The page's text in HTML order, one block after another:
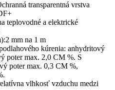
transparentná vrstva
teplovodné a elektrické
mm na 1 m
kúrenia: anhydritový
poter max. 2,0 CM %. S
poter max. 0,3 CM %,
vlhkosť vzduchu medzi